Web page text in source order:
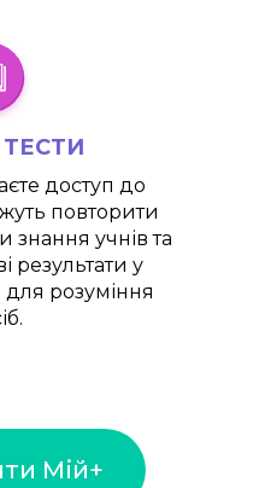
доступ до
повторити
учнів та
результати у
для розуміння
Мій+